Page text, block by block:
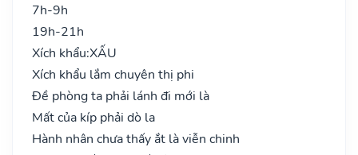
7h-9h
19h-21h
Xích khẩu:XẤU
Xích khẩu lắm chuyên thị phi
Đề phòng ta phải lánh đi mới là
Mất của kíp phải dò la
Hành nhân chưa thấy ắt là viễn chinh